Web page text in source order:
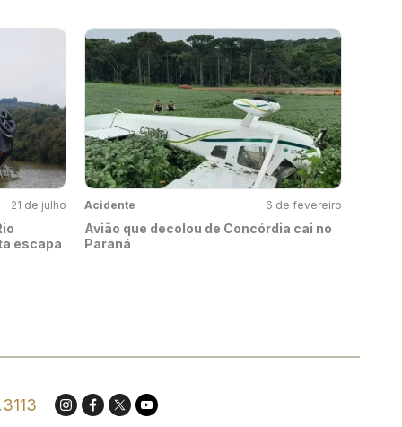
21 de julho
escapa
Acidente 6 de fevereiro
Avião que decolou de Concórdia cai no
Paraná